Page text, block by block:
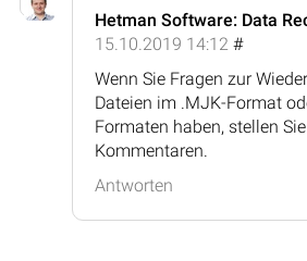
Hetman Software: Data
15.10.2019 14:12 #
Wenn Sie Fragen zur
Dateien im .MJK-Format
Formaten haben, stellen
Kommentaren.
Antworten